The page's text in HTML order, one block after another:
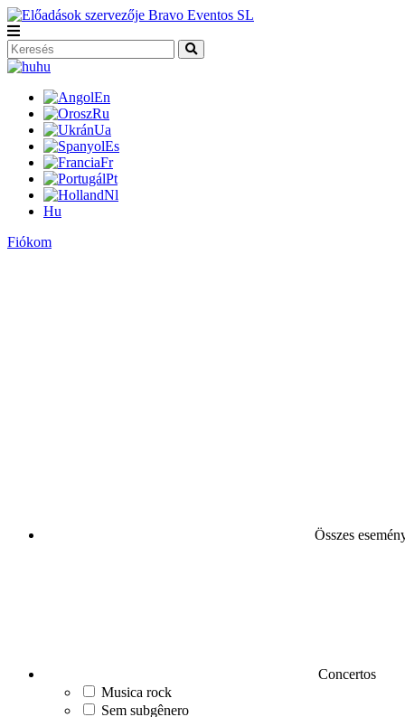
hu
En
Ru
Ua
Es
Fr
Pt
Nl
Hu
Fiókom
Összes
Concertos
Musica rock
Sem subgênero